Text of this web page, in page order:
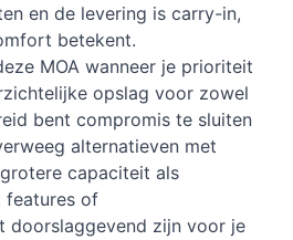
en de levering is carry-in,
betekent.
MOA wanneer je prioriteit
opslag voor zowel
bent compromis te sluiten
alternatieven met
capaciteit als
features of
doorslaggevend zijn voor je